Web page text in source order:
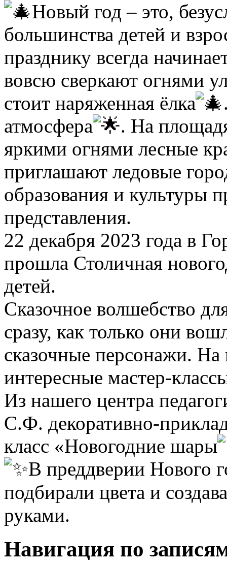
Новый год – это,
большинства детей и
празднику всегда
вовсю сверкают огнями
стоит наряженная ёлка
атмосфера
. На
яркими огнями лесные
приглашают ледовые
образования и культуры
представления.
22 декабря 2023 года в
прошла Столичная
детей.
Сказочное волшебство
сразу, как только они
сказочные персонажи.
интересные мастер-
Из нашего центра
С.Ф. декоративно-
класс «Новогодние шары
В преддверии Нового
подбирали цвета и
руками.
Навигация по